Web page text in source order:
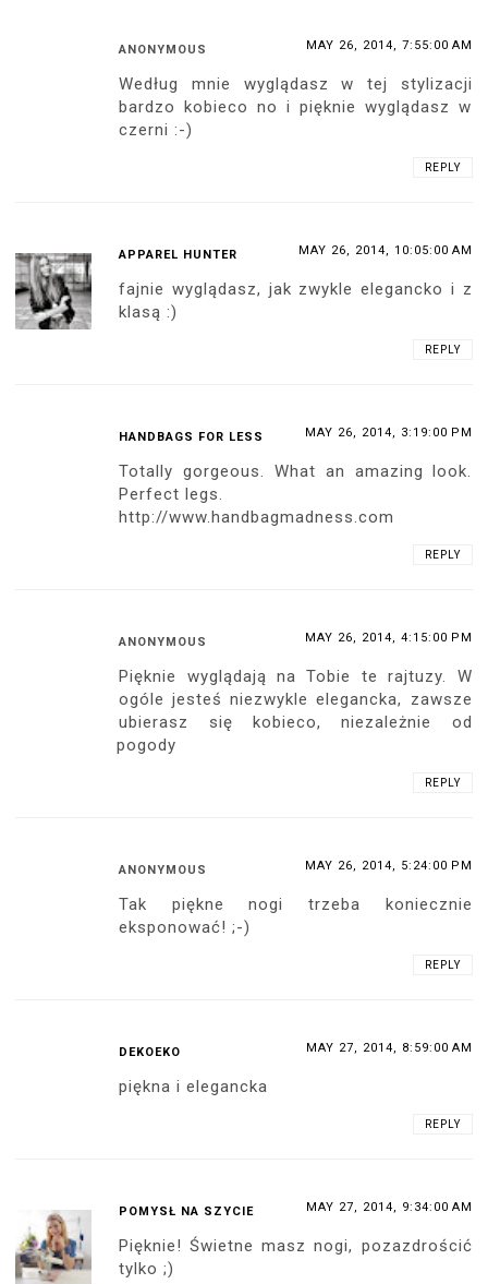
ANONYMOUS MAY 26, 2014, 7:55:00 AM
Według mnie wyglądasz w tej stylizacji
bardzo kobieco no i pięknie wyglądasz w
czerni :-)
REPLY
APPAREL HUNTER MAY 26, 2014, 10:05:00 AM
fajnie wyglądasz, jak zwykle elegancko i z
klasą :)
REPLY
HANDBAGS FOR LESS MAY 26, 2014, 3:19:00 PM
Totally gorgeous. What an amazing look.
Perfect legs.
http://www.handbagmadness.com
REPLY
ANONYMOUS MAY 26, 2014, 4:15:00 PM
Pięknie wyglądają na Tobie te rajtuzy. W
ogóle jesteś niezwykle elegancka, zawsze
ubierasz się kobieco, niezależnie od
pogody
REPLY
ANONYMOUS MAY 26, 2014, 5:24:00 PM
Tak piękne nogi trzeba koniecznie
eksponować! ;-)
REPLY
DEKOEKO MAY 27, 2014, 8:59:00 AM
piękna i elegancka
REPLY
POMYSŁ NA SZYCIE MAY 27, 2014, 9:34:00 AM
Pięknie! Świetne masz nogi, pozazdrościć
tylko ;)